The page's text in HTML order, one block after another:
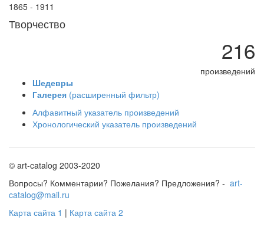
1865 - 1911
Творчество
216
произведений
Шедевры
Галерея (расширенный фильтр)
Алфавитный указатель произведений
Хронологический указатель произведений
© art-catalog 2003-2020
Вопросы? Комментарии? Пожелания? Предложения? - art-
catalog@mail.ru
Карта сайта 1 | Карта сайта 2